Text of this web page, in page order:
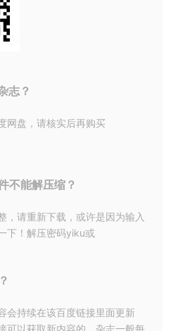
志？
网盘，请核实后再购买
不能解压缩？
，请重新下载，或许是因为输入
下！解压密码yiku或
会持续在该百度链接里面更新
可以获取新内容的。杂志一般每